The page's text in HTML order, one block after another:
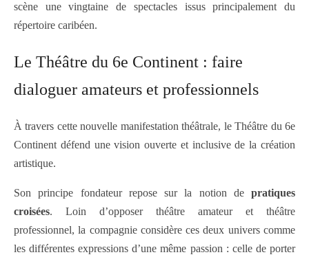
scène une vingtaine de spectacles issus principalement du
répertoire caribéen.
Le Théâtre du 6e Continent : faire
dialoguer amateurs et professionnels
À travers cette nouvelle manifestation théâtrale, le Théâtre du 6e
Continent défend une vision ouverte et inclusive de la création
artistique.
Son principe fondateur repose sur la notion de pratiques
croisées. Loin d’opposer théâtre amateur et théâtre
professionnel, la compagnie considère ces deux univers comme
les différentes expressions d’une même passion : celle de porter